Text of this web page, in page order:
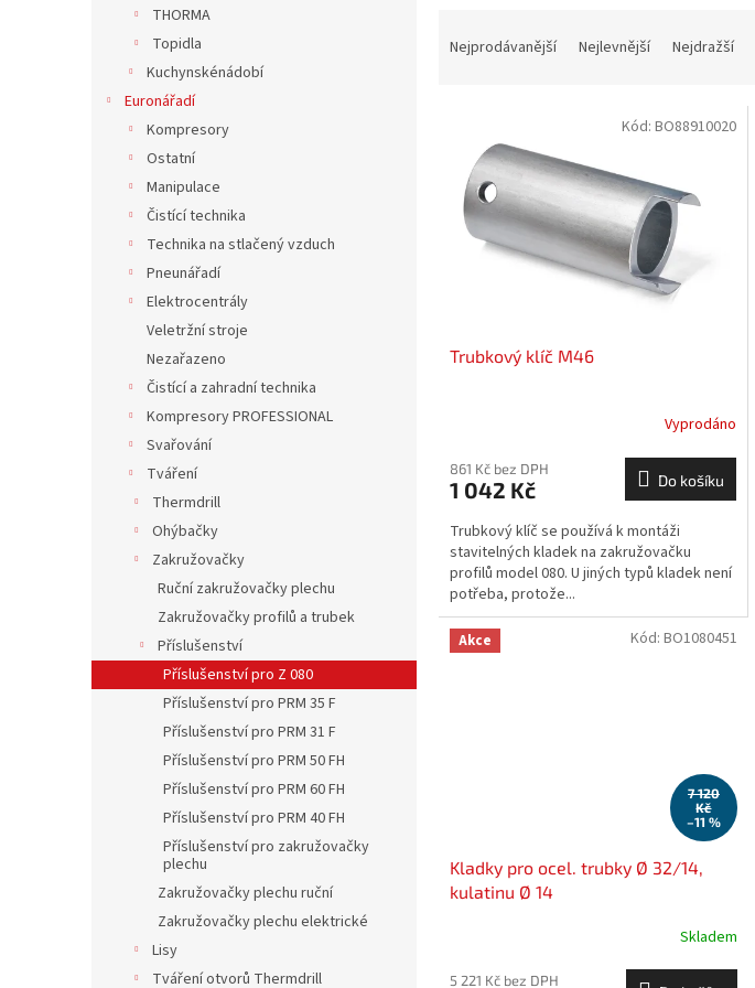
THORMA
Topidla
Kuchynskénádobí
Euronářadí
Kompresory
Ostatní
Manipulace
Čistící technika
Technika na stlačený vzduch
Pneunářadí
Elektrocentrály
Veletržní stroje
Nezařazeno
Čistící a zahradní technika
Kompresory PROFESSIONAL
Svařování
Tváření
Thermdrill
Ohýbačky
Zakružovačky
Ruční zakružovačky plechu
Zakružovačky profilů a trubek
Příslušenství
Příslušenství pro Z 080
Příslušenství pro PRM 35 F
Příslušenství pro PRM 31 F
Příslušenství pro PRM 50 FH
Příslušenství pro PRM 60 FH
Příslušenství pro PRM 40 FH
Příslušenství pro zakružovačky
plechu
Zakružovačky plechu ruční
Zakružovačky plechu elektrické
Lisy
Tváření otvorů Thermdrill
Nejprodávanější Nejlevnější Nejdražší
Trubkový klíč M46
Vyprodáno
861 Kč bez DPH
1 042 Kč Do košíku
Trubkový klíč se používá k montáži
stavitelných kladek na zakružovačku
profilů model 080. U jiných typů kladek není
potřeba, protože...
Kód: BO88910020
Akce
7 120
Kč
–11 %
Kladky pro ocel. trubky Ø 32/14,
kulatinu Ø 14
Skladem
5 221 Kč bez DPH
Kód: BO1080451